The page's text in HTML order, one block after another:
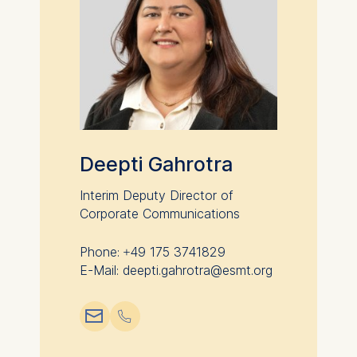
Deepti Gahrotra
Interim Deputy Director of
Corporate Communications
Phone: +49 175 3741829
E-Mail: deepti.gahrotra@esmt.org
📧︎ 📞︎